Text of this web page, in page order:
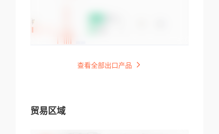
查看全部出口产品
贸易区域